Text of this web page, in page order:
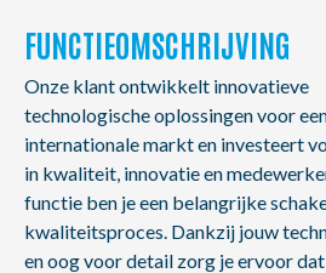
FUNCTIEOMSCHRIJVING
Onze klant ontwikkelt innovatieve
technologische oplossingen voor
internationale markt en investeert
in kwaliteit, innovatie en
functie ben je een belangrijke
kwaliteitsproces. Dankzij jouw
en oog voor detail zorg je ervoor